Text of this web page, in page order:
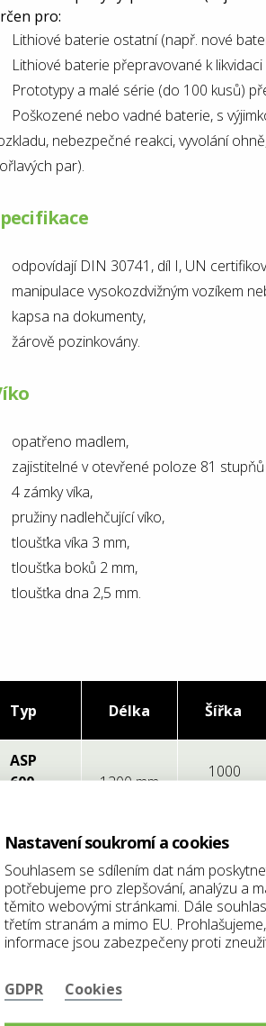
pro:
Lithiové baterie ostatní (např. nové
Lithiové baterie přepravované k
Prototypy a malé série (do 100 kusů)
Poškozené nebo vadné baterie, s
nebezpečné reakci, vyvolání
par).
odpovídají DIN 30741, díl I, UN
manipulace vysokozdvižným vozíkem
kapsa na dokumenty,
žárově pozinkovány.
opatřeno madlem,
zajistitelné v otevřené poloze 81
4 zámky víka,
pružiny nadlehčující víko,
tloušťka víka 3 mm,
tloušťka boků 2 mm,
tloušťka dna 2,5 mm.
Typ Délka Šířka
ASP
600
1200 mm
1000
ASP
800
4AX
1200 mm
1000
mm
ASP
1500
1442 mm
1199
Nastavení soukromí a cookies
Souhlasem se sdílením dat nám
potřebujeme pro zlepšování, analýzu a
těmito webovými stránkami. Dále
třetím stranám a mimo EU.
informace jsou zabezpečeny proti
GDPR Cookies